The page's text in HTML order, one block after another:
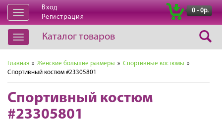
Открыть
навигацию
Вход
Регистрация
0 - 0р.
Открыть
навигацию
Каталог товаров
Главная » Женские большие размеры » Спортивные костюмы »
Спортивный костюм #23305801
Спортивный костюм
#23305801